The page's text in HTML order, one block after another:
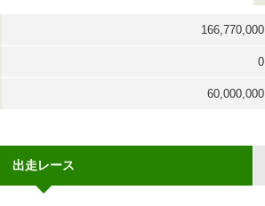
166,770,000
0
60,000,000
出走レース